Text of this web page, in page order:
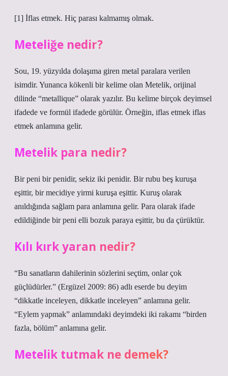
[1] İflas etmek. Hiç parası kalmamış olmak.
Meteliğe nedir?
Sou, 19. yüzyılda dolaşıma giren metal paralara verilen
isimdir. Yunanca kökenli bir kelime olan Metelik, orijinal
dilinde “metallique” olarak yazılır. Bu kelime birçok deyimsel
ifadede ve formül ifadede görülür. Örneğin, iflas etmek iflas
etmek anlamına gelir.
Metelik para nedir?
Bir peni bir penidir, sekiz iki penidir. Bir rubu beş kuruşa
eşittir, bir mecidiye yirmi kuruşa eşittir. Kuruş olarak
anıldığında sağlam para anlamına gelir. Para olarak ifade
edildiğinde bir peni elli bozuk paraya eşittir, bu da çürüktür.
Kılı kırk yaran nedir?
“Bu sanatların dahilerinin sözlerini seçtim, onlar çok
güçlüdürler.” (Ergüzel 2009: 86) adlı eserde bu deyim
“dikkatle inceleyen, dikkatle inceleyen” anlamına gelir.
“Eylem yapmak” anlamındaki deyimdeki iki rakamı “birden
fazla, bölüm” anlamına gelir.
Metelik tutmak ne demek?